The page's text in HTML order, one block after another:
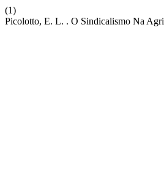
(1)
Picolotto, E. L. . O Sindicalismo Na